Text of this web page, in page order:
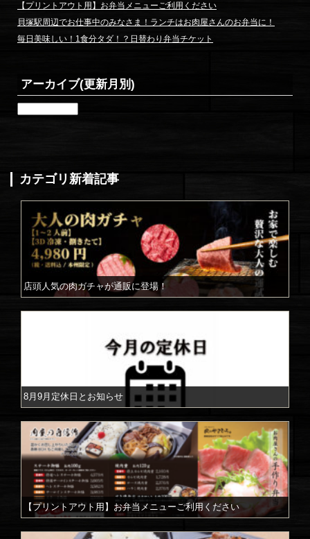
【プリントアウト用】お弁当メニューご利用ください
貝塚駅周辺でお仕事中のみなさま！ランチはお肉屋さんのお弁当に！
毎日美味しい！1食分タダ！？日替わり弁当チケット
アーカイブ(更新月別)
(更
新
月
カテゴリ新着記事
店頭人気の肉ガチャが通販に登場！
8月9月定休日とお知らせ
【プリントアウト用】お弁当メニューご利用ください